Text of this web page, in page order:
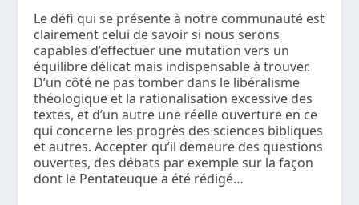
Le défi qui se présente à notre communauté est
clairement celui de savoir si nous serons
capables d’effectuer une mutation vers un
équilibre délicat mais indispensable à trouver.
D’un côté ne pas tomber dans le libéralisme
théologique et la rationalisation excessive des
textes, et d’un autre une réelle ouverture en ce
qui concerne les progrès des sciences bibliques
et autres. Accepter qu’il demeure des questions
ouvertes, des débats par exemple sur la façon
dont le Pentateuque a été rédigé…